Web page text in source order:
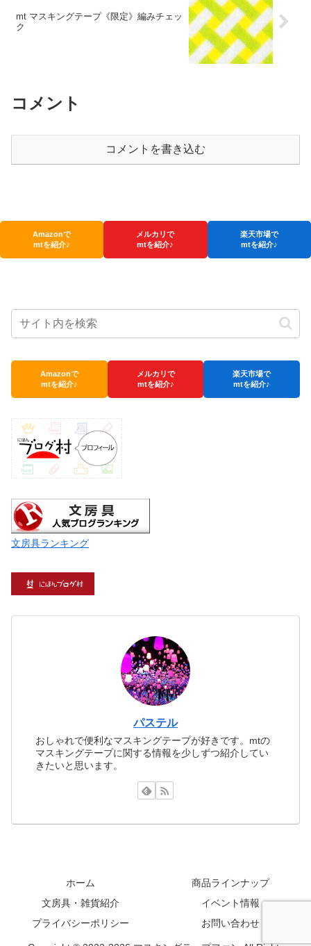
mt マスキングテープ《限定》編みチェッ
ク
コメント
コメントを書き込む
Amazonで
mtを紹介♪
メルカリで
mtを紹介♪
楽天市場で
mtを紹介♪
Amazonで
mtを紹介♪
メルカリで
mtを紹介♪
楽天市場で
mtを紹介♪
文房具ランキング
パステル
おしゃれで便利なマスキングテープが好きです。mtの
マスキングテープに関する情報を少しずつ紹介してい
きたいと思います。
ホーム
商品ラインナップ
文房具・雑貨紹介
イベント情報
プライバシーポリシー
お問い合わせ